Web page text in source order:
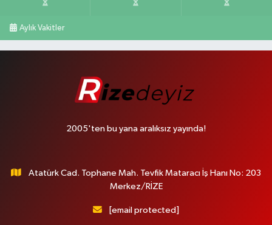
Aylık Vakitler
2005'ten bu yana aralıksız yayında!
Atatürk Cad. Tophane Mah. Tevfik Mataracı İş Hanı No: 203
Merkez/RİZE
[email protected]